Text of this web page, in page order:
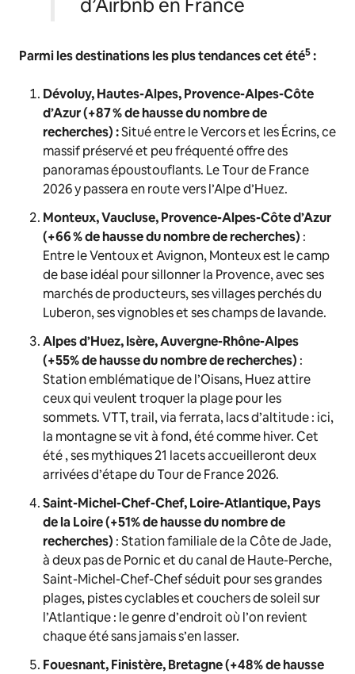
Parmi les destinations les plus tendances cet été5:
Dévoluy, Hautes-Alpes, Provence-Alpes-Côte
d’Azur (+87 % de hausse du nombre de
recherches):Situé entre le Vercors et les Écrins, ce
massif préservé et peu fréquenté offre des
panoramas époustouflants. Le Tour de France
2026 y passera en route vers l’Alpe d’Huez.
Monteux, Vaucluse, Provence-Alpes-Côte d’Azur
(+66 % de hausse du nombre de recherches) :
Entre le Ventoux et Avignon, Monteux est le camp
de base idéal pour sillonner la Provence, avec ses
marchés de producteurs, ses villages perchés du
Luberon, ses vignobles et ses champs de lavande.
Alpes d’Huez, Isère, Auvergne-Rhône-Alpes
(+55% de hausse du nombre de recherches) :
Station emblématique de l’Oisans, Huez attire
ceux qui veulent troquer la plage pour les
sommets. VTT, trail, via ferrata, lacs d’altitude : ici,
la montagne se vit à fond, été comme hiver. Cet
été , ses mythiques 21 lacets accueilleront deux
arrivées d’étape du Tour de France 2026.
Saint-Michel-Chef-Chef, Loire-Atlantique, Pays
de la Loire (+51% de hausse du nombre de
recherches) : Station familiale de la Côte de Jade,
à deux pas de Pornic et du canal de Haute-Perche,
Saint-Michel-Chef-Chef séduit pour ses grandes
plages, pistes cyclables et couchers de soleil sur
l’Atlantique : le genre d’endroit où l’on revient
chaque été sans jamais s’en lasser.
Fouesnant, Finistère, Bretagne (+48% de hausse